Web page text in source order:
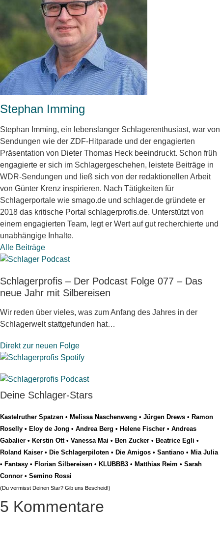
Stephan Imming
Stephan Imming, ein lebenslanger Schlagerenthusiast, war von
Sendungen wie der ZDF-Hitparade und der engagierten
Präsentation von Dieter Thomas Heck beeindruckt. Schon früh
engagierte er sich im Schlagergeschehen, leistete Beiträge in
WDR-Sendungen und ließ sich von der redaktionellen Arbeit
von Günter Krenz inspirieren. Nach Tätigkeiten für
Schlagerportale wie smago.de und schlager.de gründete er
2018 das kritische Portal schlagerprofis.de. Unterstützt von
einem engagierten Team, legt er Wert auf gut recherchierte und
unabhängige Inhalte.
Alle Beiträge
Schlagerprofis – Der Podcast Folge 077 – Das
neue Jahr mit Silbereisen
Wir reden über vieles, was zum Anfang des Jahres in der
Schlagerwelt stattgefunden hat…
Direkt zur neuen Folge
Deine Schlager-Stars
Kastelruther Spatzen • Melissa Naschenweng • Jürgen Drews • Ramon
Roselly • Eloy de Jong • Andrea Berg • Helene Fischer • Andreas
Gabalier • Kerstin Ott• Vanessa Mai • Ben Zucker • Beatrice Egli •
Roland Kaiser • Die Schlagerpiloten • Die Amigos • Santiano • Mia Julia
• Fantasy • Florian Silbereisen • KLUBBB3 • Matthias Reim • Sarah
Connor • Semino Rossi
(Du vermisst Deinen Star? Gib uns Bescheid!)
5 Kommentare